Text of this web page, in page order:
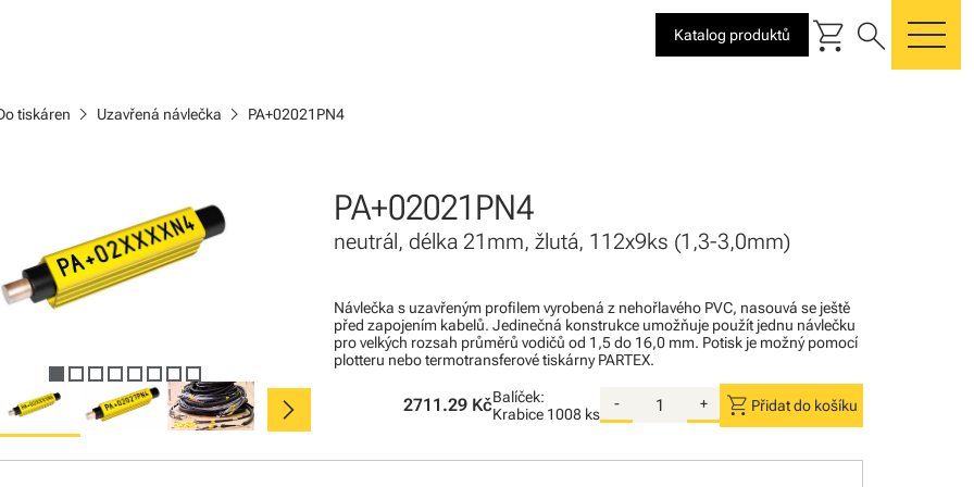
Katalog produktů shopping_cart search
tiskáren chevron_right Uzavřená návlečka chevron_right PA+02021PN4
chevron_right
PA+02021PN4
neutrál, délka 21mm, žlutá, 112x9ks (1,3-3,0mm)
Návlečka s uzavřeným profilem vyrobená z nehořlavého PVC, nasouvá se ještě
před zapojením kabelů. Jedinečná konstrukce umožňuje použít jednu návlečku
pro velkých rozsah průměrů vodičů od 1,5 do 16,0 mm. Potisk je možný pomocí
plotteru nebo termotransferové tiskárny PARTEX.
2711.29 KčBalíček:
Krabice 1008 ks
- + shopping_cart Přidat do košíku